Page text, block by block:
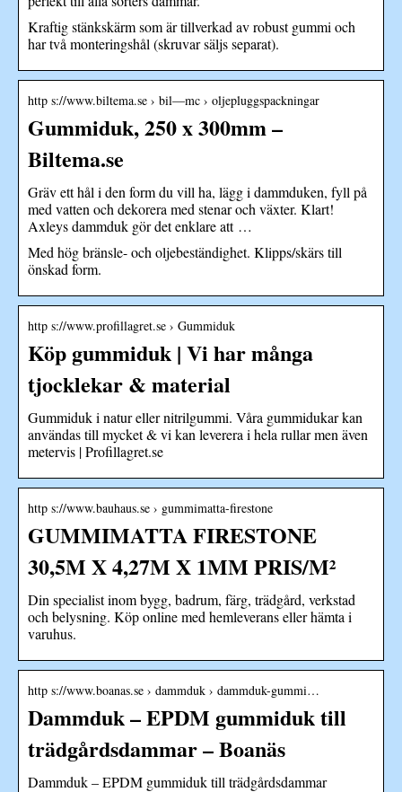
Kraftig stänkskärm som är tillverkad av robust gummi och
har två monteringshål (skruvar säljs separat).
http s://www.biltema.se › bil—mc › oljepluggspackningar
Gummiduk, 250 x 300mm –
Biltema.se
Gräv ett hål i den form du vill ha, lägg i dammduken, fyll på
med vatten och dekorera med stenar och växter. Klart!
Axleys dammduk gör det enklare att …
Med hög bränsle- och oljebeständighet. Klipps/skärs till
önskad form.
http s://www.profillagret.se › Gummiduk
Köp gummiduk | Vi har många
tjocklekar & material
Gummiduk i natur eller nitrilgummi. Våra gummidukar kan
användas till mycket & vi kan leverera i hela rullar men även
metervis | Profillagret.se
http s://www.bauhaus.se › gummimatta-firestone
GUMMIMATTA FIRESTONE
30,5M X 4,27M X 1MM PRIS/M²
Din specialist inom bygg, badrum, färg, trädgård, verkstad
och belysning. Köp online med hemleverans eller hämta i
varuhus.
http s://www.boanas.se › dammduk › dammduk-gummi…
Dammduk – EPDM gummiduk till
trädgårdsdammar – Boanäs
Dammduk – EPDM gummiduk till trädgårdsdammar